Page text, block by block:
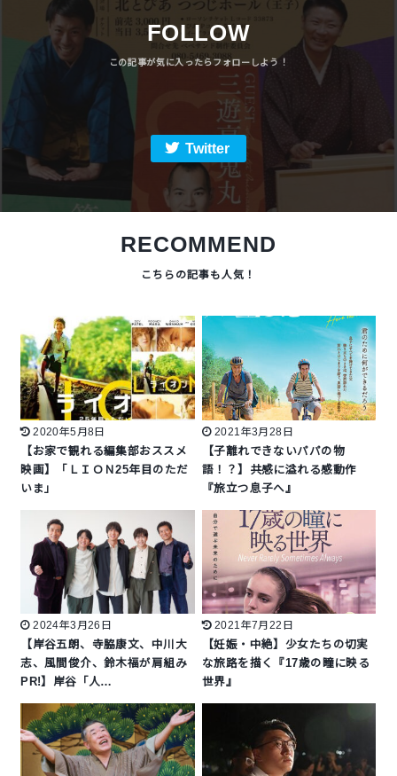
FOLLOW
Twitter
RECOMMEND
2020年5月8日
【お家で観れる編集部おススメ
映画】「ＬＩＯＮ25年目のただ
いま」
2021年3月28日
【子離れできないパパの物
語！？】共感に溢れる感動作
『旅立つ息子へ』
2024年3月26日
【岸谷五朗、寺脇康文、中川大
志、風間俊介、鈴木福が肩組み
PR!】岸谷「人…
2021年7月22日
【妊娠・中絶】少女たちの切実
な旅路を描く『17歳の瞳に映る
世界』